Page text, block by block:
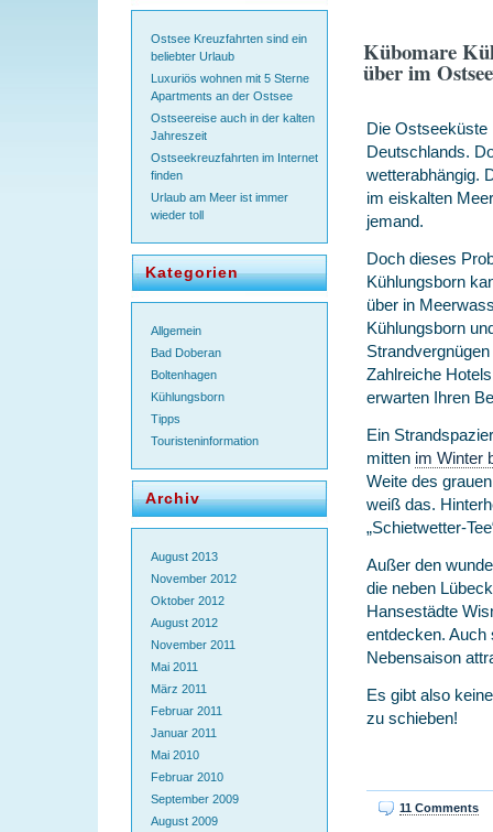
Ostsee Kreuzfahrten sind ein
beliebter Urlaub
Luxuriös wohnen mit 5 Sterne
Apartments an der Ostsee
Ostseereise auch in der kalten
Jahreszeit
Ostseekreuzfahrten im Internet
finden
Urlaub am Meer ist immer
wieder toll
Kategorien
Allgemein
Bad Doberan
Boltenhagen
Kühlungsborn
Tipps
Touristeninformation
Archiv
August 2013
November 2012
Oktober 2012
August 2012
November 2011
Mai 2011
März 2011
Februar 2011
Januar 2011
Mai 2010
Februar 2010
September 2009
August 2009
Kübomare
über im
Die Ostseeküste
Deutschlands.
wetterabhängig.
im eiskalten
jemand.
Doch dieses
Kühlungsborn
über in
Kühlungsborn
Zahlreiche
erwarten Ihren
Ein
mitten im Winter
Weite des
weiß das.
„Schietwetter-
Außer den
die neben
Hansestädte
entdecken. Auch
Nebensaison
Es gibt also
zu schieben!
11 Comments